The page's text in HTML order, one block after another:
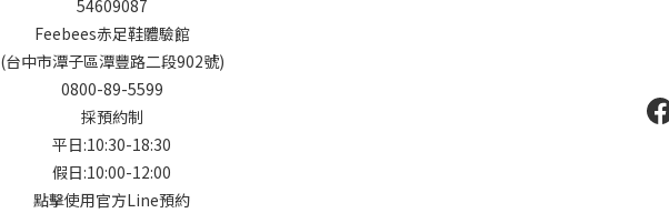
54609087
Feebees赤足鞋體驗館
(台中市潭子區潭豐路二段902號)
0800-89-5599
採預約制
平日:10:30-18:30
假日:10:00-12:00
點擊使用官方Line預約